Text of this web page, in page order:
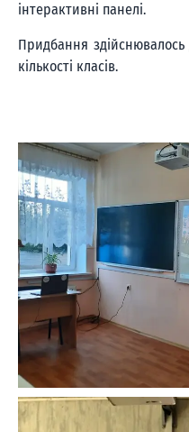
інтерактивні панелі.
Придбання
кількості класів.